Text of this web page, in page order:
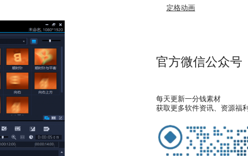
定格动画
官方微信公众号
每天更新一分钱素材
获取更多软件资讯、资源福利